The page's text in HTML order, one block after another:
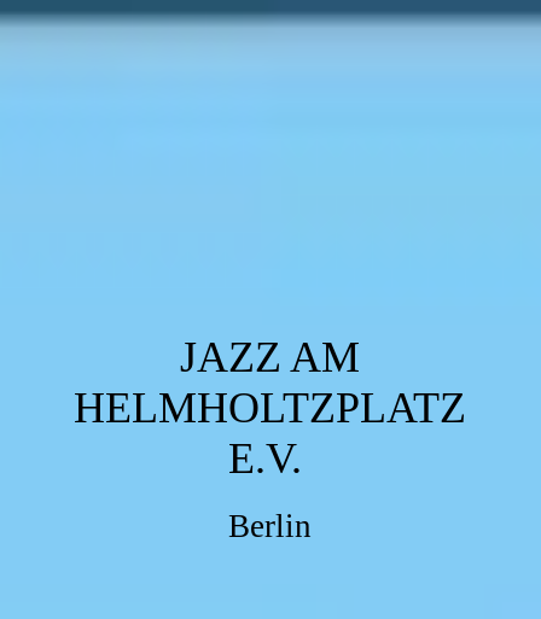
JAZZ AM
HELMHOLTZPLATZ
E.V.
Berlin